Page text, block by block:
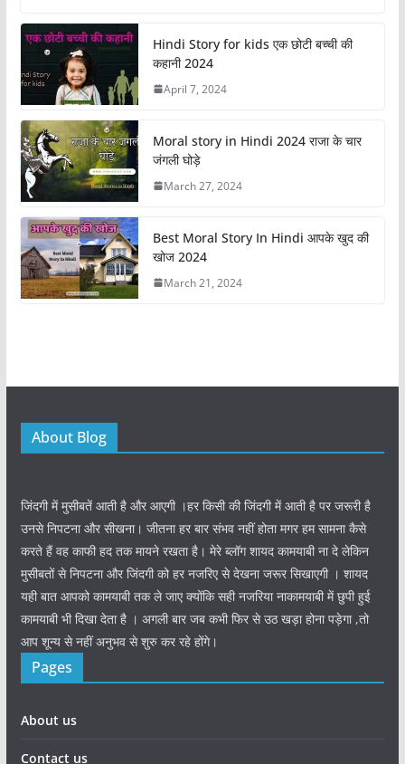
c
e
b
o
o
k
st
o
d
o
n
e
Hindi Story for kids एक छोटी बच्ची की
कहानी 2024
April 7, 2024
Moral story in Hindi 2024 राजा के चार
जंगली घोड़े
March 27, 2024
Best Moral Story In Hindi आपके खुद की
खोज 2024
March 21, 2024
About Blog
जिंदगी में मुसीबतें आती है और आएगी ।हर किसी की जिंदगी में आती है पर जरूरी है
उनसे निपटना और सीखना। जीतना हर बार संभव नहीं होता मगर हम सामना कैसे
करते हैं वह काफी हद तक मायने रखता है। मेरे ब्लॉग शायद कामयाबी ना दे लेकिन
मुसीबतों से निपटना और जिंदगी को हर नजरिए से देखना जरूर सिखाएगी । शायद
यही बात आपको कामयाबी तक ले जाए क्योंकि सही नजरिया नाकामयाबी में छुपी हुई
कामयाबी भी दिखा देता है । अगली बार जब कभी फिर से उठ खड़ा होना पड़ेगा ,तो
आप शून्य से नहीं अनुभव से शुरु कर रहे होंगे।
Pages
About us
Contact us